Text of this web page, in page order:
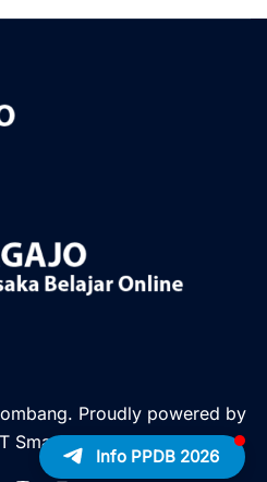
Info PPDB 2026
Proudly powered by
Smagajo